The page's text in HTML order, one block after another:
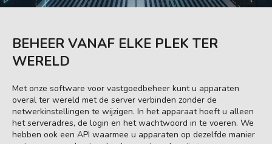
BEHEER VANAF ELKE PLEK TER
WERELD
Met onze software voor vastgoedbeheer kunt u apparaten
overal ter wereld met de server verbinden zonder de
netwerkinstellingen te wijzigen. In het apparaat hoeft u alleen
het serveradres, de login en het wachtwoord in te voeren. We
hebben ook een API waarmee u apparaten op dezelfde manier